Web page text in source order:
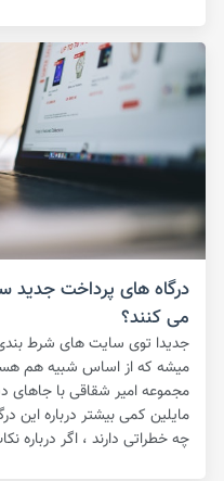
درگاه های پرداخت جدید
می کنند؟
جدیدا توی سایت های شرط
میشه که از اساس شبیه هم
مجموعه امیر شقاقی با جاهای
مایلین کمی بیشتر درباره این
چه خطراتی دارند ، اگر درباره